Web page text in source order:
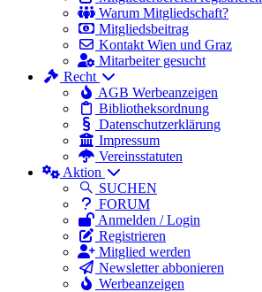
Warum Mitgliedschaft?
Mitgliedsbeitrag
Kontakt Wien und Graz
Mitarbeiter gesucht
Recht
AGB Werbeanzeigen
Bibliotheksordnung
Datenschutzerklärung
Impressum
Vereinsstatuten
Aktion
SUCHEN
FORUM
Anmelden / Login
Registrieren
Mitglied werden
Newsletter abbonieren
Werbeanzeigen